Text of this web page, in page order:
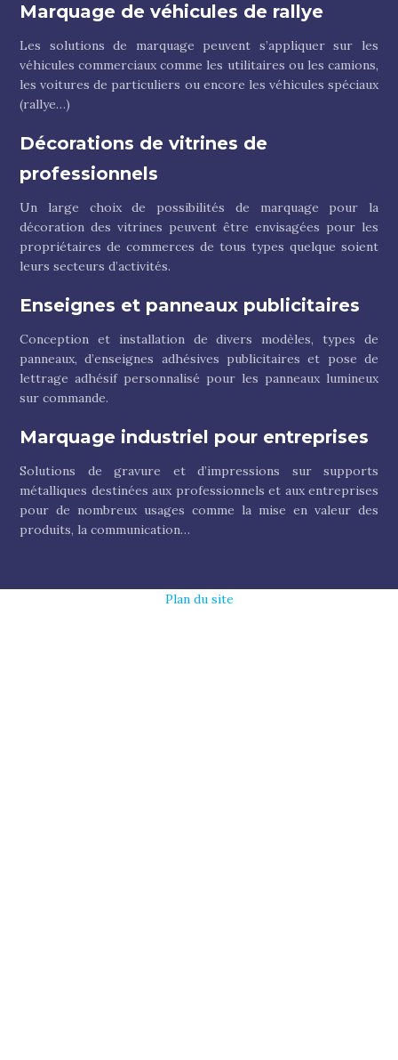
Marquage de véhicules de rallye
Les solutions de marquage peuvent s’appliquer sur les
véhicules commerciaux comme les utilitaires ou les camions,
les voitures de particuliers ou encore les véhicules spéciaux
(rallye…)
Décorations de vitrines de
professionnels
Un large choix de possibilités de marquage pour la
décoration des vitrines peuvent être envisagées pour les
propriétaires de commerces de tous types quelque soient
leurs secteurs d’activités.
Enseignes et panneaux publicitaires
Conception et installation de divers modèles, types de
panneaux, d’enseignes adhésives publicitaires et pose de
lettrage adhésif personnalisé pour les panneaux lumineux
sur commande.
Marquage industriel pour entreprises
Solutions de gravure et d’impressions sur supports
métalliques destinées aux professionnels et aux entreprises
pour de nombreux usages comme la mise en valeur des
produits, la communication…
Plan du site